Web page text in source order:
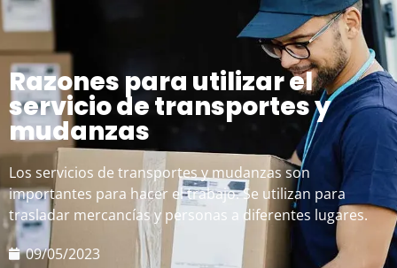
Razones para utilizar el
servicio de transportes y
mudanzas
Los servicios de transportes y mudanzas son
importantes para hacer el trabajo. Se utilizan para
trasladar mercancías y personas a diferentes lugares.
09/05/2023